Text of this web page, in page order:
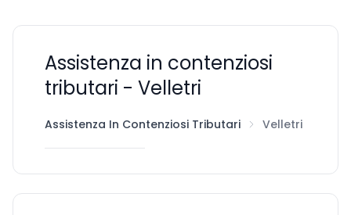
Assistenza in contenziosi
tributari - Velletri
Assistenza In Contenziosi Tributari Velletri